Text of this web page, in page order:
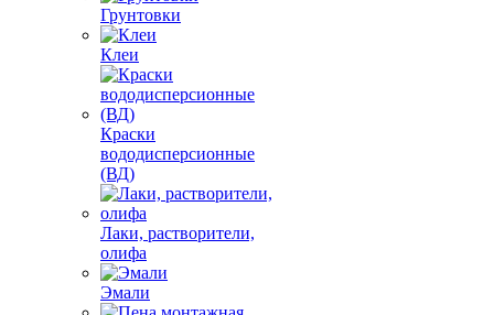
Грунтовки
Клеи
Краски
вододисперсионные
(ВД)
Лаки, растворители,
олифа
Эмали